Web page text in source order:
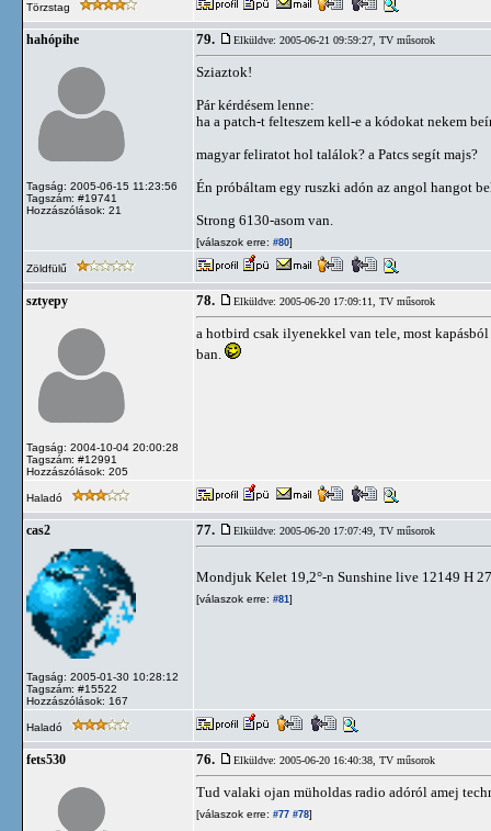
Törzstag
hahópihe
Tagság: 2005-06-15 11:23:56
Tagszám: #19741
Hozzászólások: 21
79. Elküldve: 2005-06-21 09:59:27, TV műsorok
Sziaztok!
Pár kérdésem lenne:
ha a patch-t felteszem kell-e a kódokat nekem
magyar feliratot hol találok? a Patcs segít majs?
Én próbáltam egy ruszki adón az angol hangot
Strong 6130-asom van.
[válaszok erre: #80]
Zöldfülű
sztyepy
Tagság: 2004-10-04 20:00:28
Tagszám: #12991
Hozzászólások: 205
78. Elküldve: 2005-06-20 17:09:11, TV műsorok
a hotbird csak ilyenekkel van tele, most
ban.
Haladó
cas2
Tagság: 2005-01-30 10:28:12
Tagszám: #15522
Hozzászólások: 167
77. Elküldve: 2005-06-20 17:07:49, TV műsorok
Mondjuk Kelet 19,2°-n Sunshine live 12149 H
[válaszok erre: #81]
Haladó
fets530 76. Elküldve: 2005-06-20 16:40:38, TV műsorok
Tud valaki ojan müholdas radio adóról amej
[válaszok erre: #77 #78]